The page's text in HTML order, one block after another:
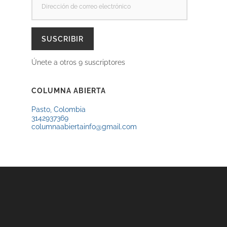
CORREO
SUSCRIBIR
Únete a otros 9 suscriptores
COLUMNA ABIERTA
Pasto, Colombia
3142937369
columnaabiertainfo@gmail.com